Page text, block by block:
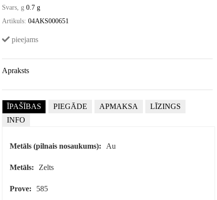
Svars, g 0.7 g
Artikuls: 04AKS000651
pieejams
Apraksts
ĪPAŠĪBAS PIEGĀDE APMAKSA
LĪZINGS
INFO
Metāls (pilnais nosaukums): Au
Metāls: Zelts
Prove: 585